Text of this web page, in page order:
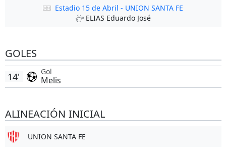
Estadio 15 de Abril - UNION SANTA FE
ELIAS Eduardo José
GOLES
Gol
Melis
14'
ALINEACIÓN INICIAL
UNION SANTA FE